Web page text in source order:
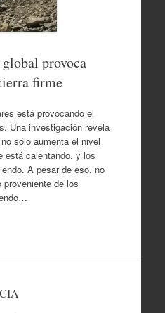
provoca
firme
está provocando el
Una investigación revela
sólo aumenta el nivel
calentando, y los
A pesar de eso, no
de los